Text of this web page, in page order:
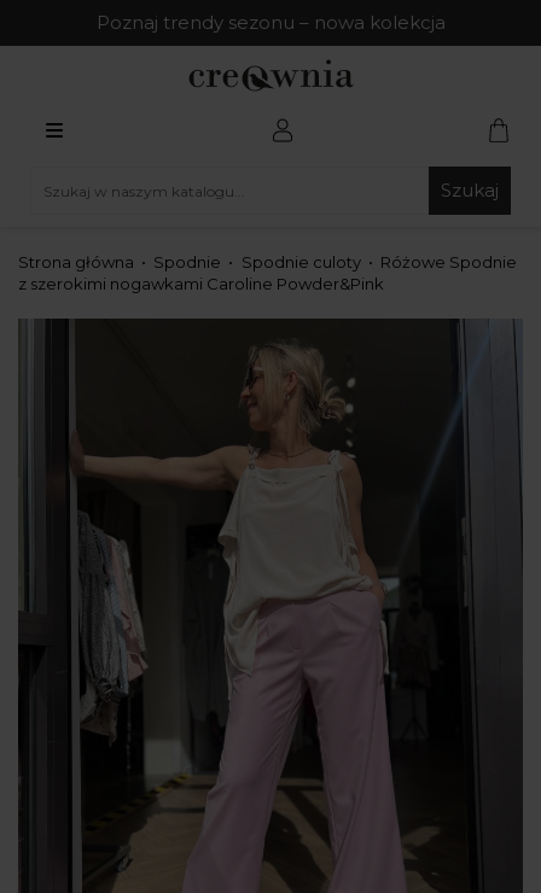
Poznaj trendy sezonu – nowa kolekcja
Szukaj
Strona główna Spodnie Spodnie culoty
Różowe Spodnie
z szerokimi nogawkami Caroline Powder&Pink